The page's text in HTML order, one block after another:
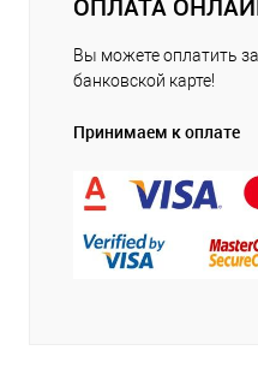
ОПЛАТА
Вы можете оплатить
банковской карте!
Принимаем к оплате